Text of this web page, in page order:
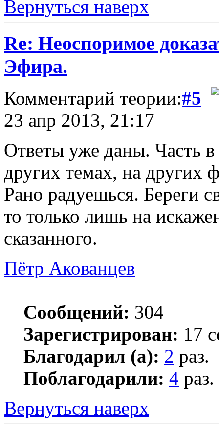
Вернуться наверх
Re: Неоспоримое
Эфира.
Комментарий теории:#5
23 апр 2013, 21:17
Ответы уже даны. Часть в
других темах, на других
Рано радуешься. Береги
то только лишь на
сказанного.
Пётр Акованцев
Сообщений: 304
Зарегистрирован: 17
Благодарил (а): 2 раз.
Поблагодарили: 4 раз.
Вернуться наверх